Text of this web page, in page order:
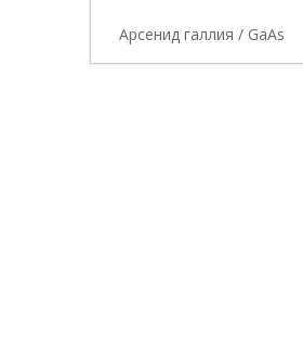
Арсенид галлия / GaAs